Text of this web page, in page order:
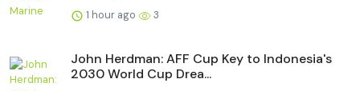
1 hour ago 3
John Herdman: AFF Cup Key to Indonesia's
2030 World Cup Drea...